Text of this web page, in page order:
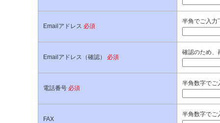
Emailアドレス 必須
半角でご入力
Emailアドレス（確認） 必須
確認のため、
電話番号 必須
半角数字でご
FAX
半角数字でご